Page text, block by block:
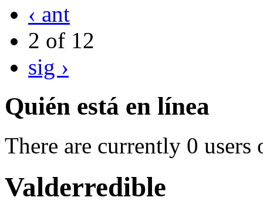
‹ ant
2 of 12
sig ›
Quién está en línea
There are currently 0 users
Valderredible